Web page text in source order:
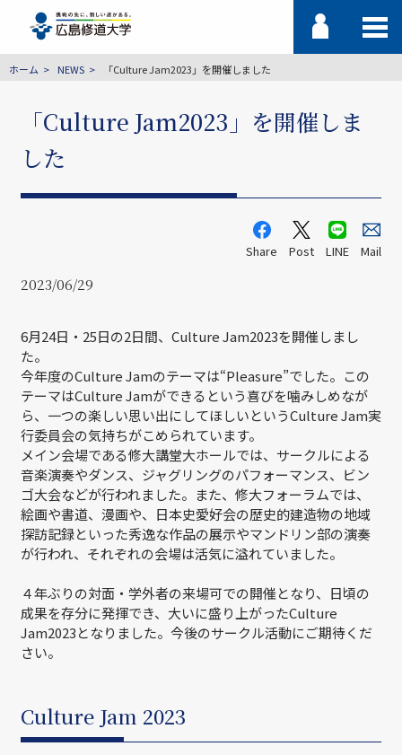
ホーム NEWS 「Culture Jam2023」を開催しました
「Culture Jam2023」を開催しま
した
Share Post LINE Mail
2023/06/29
6月24日・25日の2日間、Culture Jam2023を開催しまし
た。
今年度のCulture Jamのテーマは“Pleasure”でした。この
テーマはCulture Jamができるという喜びを噛みしめなが
ら、一つの楽しい思い出にしてほしいというCulture Jam実
行委員会の気持ちがこめられています。
メイン会場である修大講堂大ホールでは、サークルによる
音楽演奏やダンス、ジャグリングのパフォーマンス、ビン
ゴ大会などが行われました。また、修大フォーラムでは、
絵画や書道、漫画や、日本史愛好会の歴史的建造物の地域
探訪記録といった秀逸な作品の展示やマンドリン部の演奏
が行われ、それぞれの会場は活気に溢れていました。
４年ぶりの対面・学外者の来場可での開催となり、日頃の
成果を存分に発揮でき、大いに盛り上がったCulture
Jam2023となりました。今後のサークル活動にご期待くだ
さい。
Culture Jam 2023